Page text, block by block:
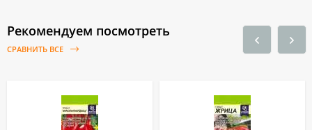
Рекомендуем посмотреть
СРАВНИТЬ ВСЕ